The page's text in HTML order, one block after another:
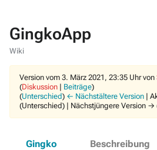
GingkoApp
Wiki
Version vom 3. März 2021, 23:35 Uhr von
(Diskussion | Beiträge)
(Unterschied) ← Nächstältere Version |
(Unterschied) | Nächstjüngere Version →
Gingko Beschreibung